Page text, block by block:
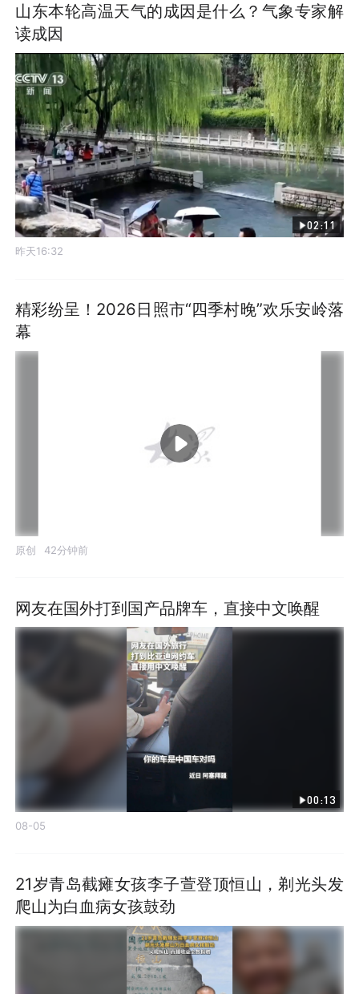
山东本轮高温天气的成因是什么？气象专家解
读成因
02:11
昨天16:32
精彩纷呈！2026日照市“四季村晚”欢乐安岭落
幕
原创 42分钟前
网友在国外打到国产品牌车，直接中文唤醒
00:13
08-05
21岁青岛截瘫女孩李子萱登顶恒山，剃光头发
爬山为白血病女孩鼓劲